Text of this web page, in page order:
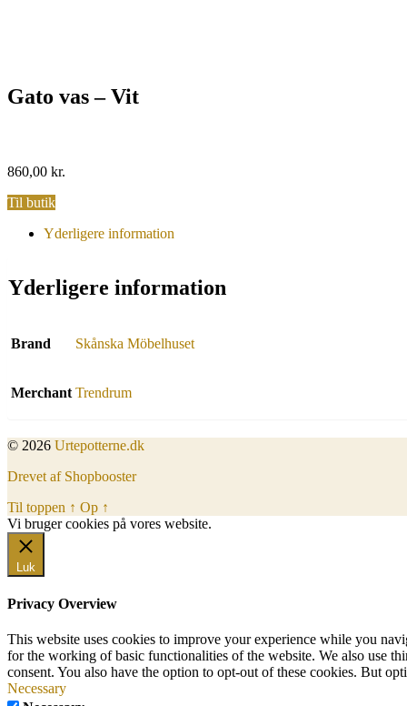
Gato vas – Vit
860,00 kr.
Til butik
Yderligere information
Yderligere information
Brand Skånska Möbelhuset
Merchant Trendrum
© 2026 Urtepotterne.dk
Drevet af Shopbooster
Til toppen ↑ Op ↑
Vi bruger cookies på vores website.
Luk
Privacy Overview
This website uses cookies to improve your experience while you
for the working of basic functionalities of the website. We also use
consent. You also have the option to opt-out of these cookies. But
Necessary